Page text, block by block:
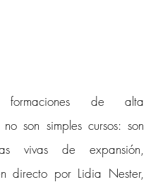
formaciones de alta
son simples cursos: son
vivas de expansión,
directo por Lidia Nester,